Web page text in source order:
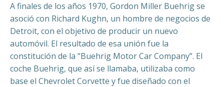
A finales de los años 1970, Gordon Miller Buehrig se
asoció con Richard Kughn, un hombre de negocios de
Detroit, con el objetivo de producir un nuevo
automóvil. El resultado de esa unión fue la
constitución de la “Buehrig Motor Car Company”. El
coche Buehrig, que así se llamaba, utilizaba como
base el Chevrolet Corvette y fue diseñado con el